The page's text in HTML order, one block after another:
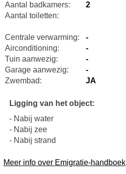
Aantal badkamers:
2
Aantal toiletten:
Centrale verwarming:
-
Airconditioning:
-
Tuin aanwezig:
-
Garage aanwezig:
-
Zwembad:
JA
Ligging van het object:
- Nabij water
- Nabij zee
- Nabij strand
Meer info over Emigratie-handboek